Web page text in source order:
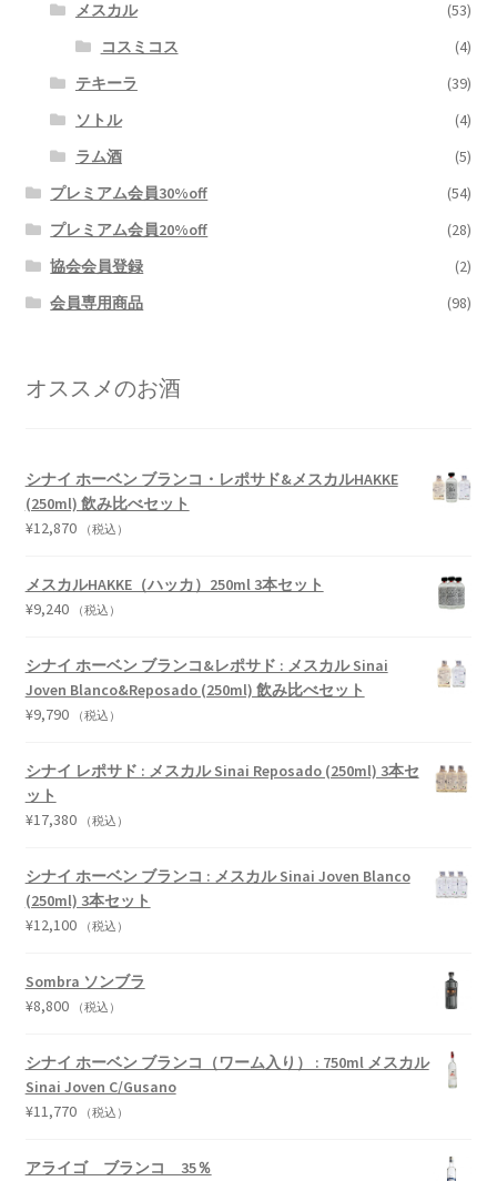
メスカル
(53)
コスミコス
(4)
テキーラ
(39)
ソトル
(4)
ラム酒
(5)
プレミアム会員30%off
(54)
プレミアム会員20%off
(28)
協会会員登録
(2)
会員専用商品
(98)
オススメのお酒
シナイ ホーベン ブランコ・レポサド&メスカルHAKKE
(250ml) 飲み比べセット
¥12,870 （税込）
メスカルHAKKE（ハッカ）250ml 3本セット
¥9,240 （税込）
シナイ ホーベン ブランコ&レポサド : メスカル Sinai
Joven Blanco&Reposado (250ml) 飲み比べセット
¥9,790 （税込）
シナイ レポサド : メスカル Sinai Reposado (250ml) 3本セ
ット
¥17,380 （税込）
シナイ ホーベン ブランコ : メスカル Sinai Joven Blanco
(250ml) 3本セット
¥12,100 （税込）
Sombra ソンブラ
¥8,800 （税込）
シナイ ホーベン ブランコ（ワーム入り） : 750ml メスカル
Sinai Joven C/Gusano
¥11,770 （税込）
アライゴ ブランコ 35％